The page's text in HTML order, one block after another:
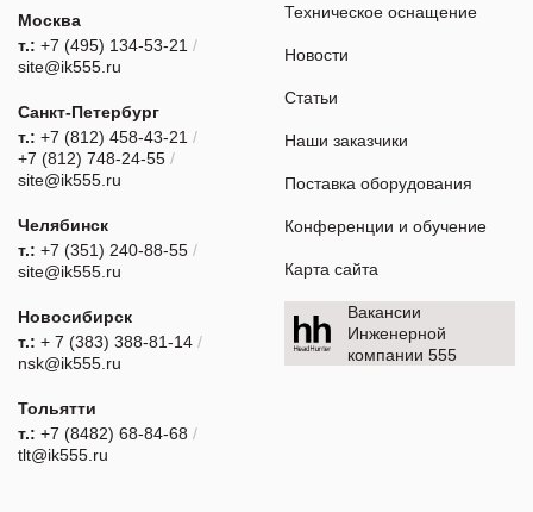
Москва
т.: +7 (495) 134-53-21 /
site@ik555.ru
Санкт-Петербург
т.: +7 (812) 458-43-21 /
+7 (812) 748-24-55 /
site@ik555.ru
Челябинск
т.: +7 (351) 240-88-55 /
site@ik555.ru
Новосибирск
т.: + 7 (383) 388-81-14 /
nsk@ik555.ru
Тольятти
т.: +7 (8482) 68-84-68 /
tlt@ik555.ru
Техническое оснащение
Новости
Статьи
Наши заказчики
Поставка оборудования
Конференции и обучение
Карта сайта
Вакансии
Инженерной
компании 555